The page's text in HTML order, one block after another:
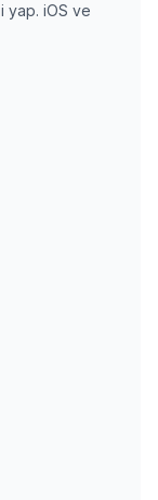
yap. iOS ve